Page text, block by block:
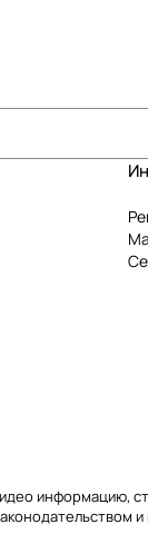
информацию,